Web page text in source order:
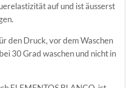
auf und ist äusserst
den Druck, vor dem Waschen
30 Grad waschen und nicht in